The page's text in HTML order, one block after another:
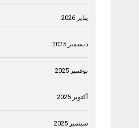
يناير 2026
ديسمبر 2025
نوفمبر 2025
أكتوبر 2025
سبتمبر 2025